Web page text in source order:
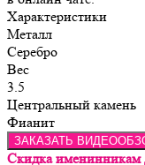
Характеристики
Металл
Серебро
Вес
3.5
Центральный камень
Фианит
ЗАКАЗАТЬ
Скидка именинникам